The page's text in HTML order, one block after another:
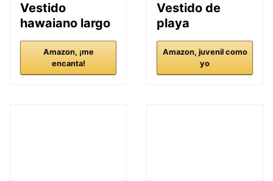
Vestido
hawaiano largo
Amazon, ¡me
encanta!
Vestido de
playa
Amazon, juvenil como
yo